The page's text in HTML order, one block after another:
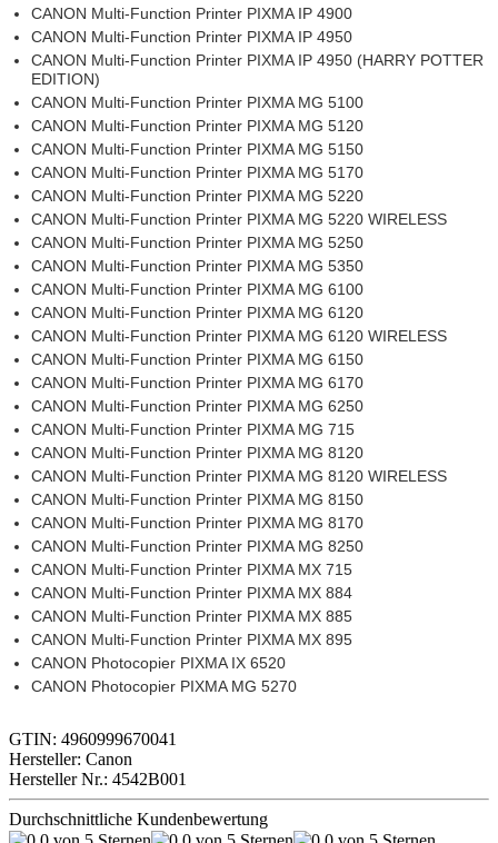
CANON Multi-Function Printer PIXMA IP 4900
CANON Multi-Function Printer PIXMA IP 4950
CANON Multi-Function Printer PIXMA IP 4950 (HARRY POTTER
EDITION)
CANON Multi-Function Printer PIXMA MG 5100
CANON Multi-Function Printer PIXMA MG 5120
CANON Multi-Function Printer PIXMA MG 5150
CANON Multi-Function Printer PIXMA MG 5170
CANON Multi-Function Printer PIXMA MG 5220
CANON Multi-Function Printer PIXMA MG 5220 WIRELESS
CANON Multi-Function Printer PIXMA MG 5250
CANON Multi-Function Printer PIXMA MG 5350
CANON Multi-Function Printer PIXMA MG 6100
CANON Multi-Function Printer PIXMA MG 6120
CANON Multi-Function Printer PIXMA MG 6120 WIRELESS
CANON Multi-Function Printer PIXMA MG 6150
CANON Multi-Function Printer PIXMA MG 6170
CANON Multi-Function Printer PIXMA MG 6250
CANON Multi-Function Printer PIXMA MG 715
CANON Multi-Function Printer PIXMA MG 8120
CANON Multi-Function Printer PIXMA MG 8120 WIRELESS
CANON Multi-Function Printer PIXMA MG 8150
CANON Multi-Function Printer PIXMA MG 8170
CANON Multi-Function Printer PIXMA MG 8250
CANON Multi-Function Printer PIXMA MX 715
CANON Multi-Function Printer PIXMA MX 884
CANON Multi-Function Printer PIXMA MX 885
CANON Multi-Function Printer PIXMA MX 895
CANON Photocopier PIXMA IX 6520
CANON Photocopier PIXMA MG 5270
GTIN: 4960999670041
Hersteller: Canon
Hersteller Nr.: 4542B001
Durchschnittliche Kundenbewertung